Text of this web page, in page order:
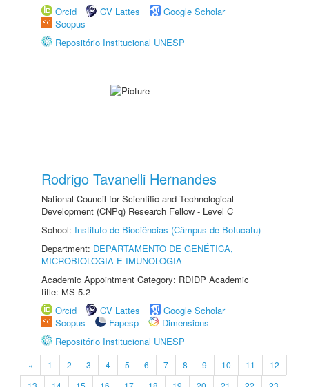
Orcid
CV Lattes
Google Scholar
Scopus
Repositório Institucional UNESP
Rodrigo Tavanelli Hernandes
National Council for Scientific and Technological
Development (CNPq) Research Fellow - Level C
School: Instituto de Biociências (Câmpus de Botucatu)
Department: DEPARTAMENTO DE GENÉTICA,
MICROBIOLOGIA E IMUNOLOGIA
Academic Appointment Category: RDIDP Academic
title: MS-5.2
Orcid
CV Lattes
Google Scholar
Scopus
Fapesp
Dimensions
Repositório Institucional UNESP
« 1 2 3 4 5 6 7 8 9 10 11
12